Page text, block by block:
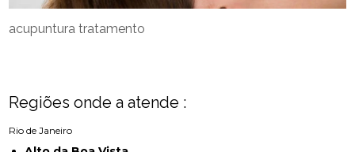
acupuntura tratamento
Regiões onde a atende :
Rio de Janeiro